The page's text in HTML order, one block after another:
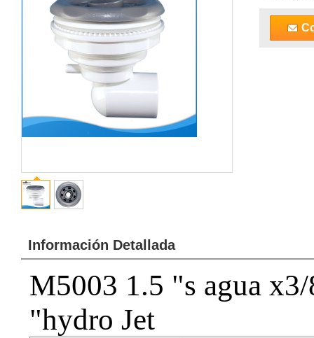
Información Detallada
M5003 1.5 "s agua
"hydro Jet